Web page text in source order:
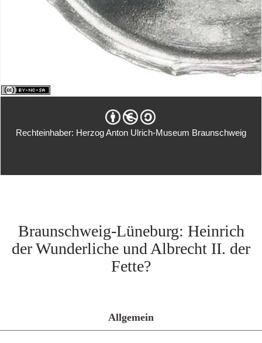
Rechteinhaber: Herzog Anton Ulrich-Museum Braunschweig
Braunschweig-Lüneburg: Heinrich
der Wunderliche und Albrecht II. der
Fette?
Allgemein